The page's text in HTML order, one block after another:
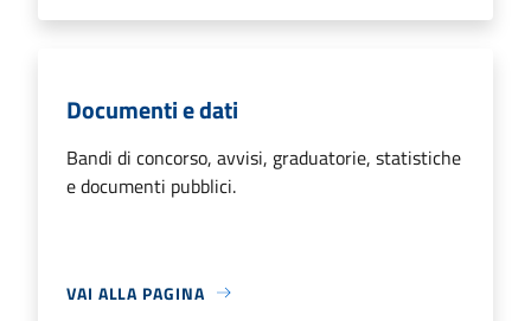
Documenti e dati
Bandi di concorso, avvisi, graduatorie, statistiche
e documenti pubblici.
VAI ALLA PAGINA